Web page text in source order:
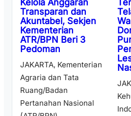
Kelola Anggaran
Transparan dan
Akuntabel, Sekjen
Kementerian
ATR/BPN Beri 3
Pedoman
JAKARTA, Kementerian
Agraria dan Tata
Ruang/Badan
Pertanahan Nasional